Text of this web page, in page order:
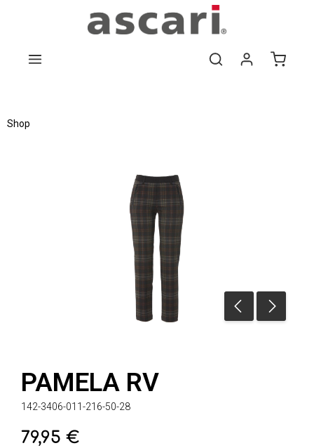
Zum Hauptinhalt springen
Shop
PAMELA RV
142-3406-011-216-50-28
Regulärer Preis:
79,95 €